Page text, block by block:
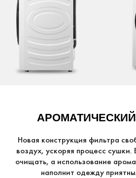
Новая конструкция фильтра
воздух, ускоряя процесс сушки.
очищать, а использование
наполнит одежду